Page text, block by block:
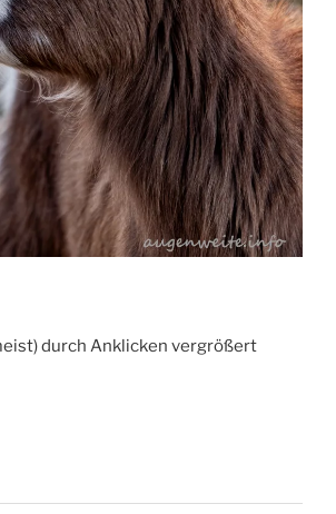
durch Anklicken vergrößert